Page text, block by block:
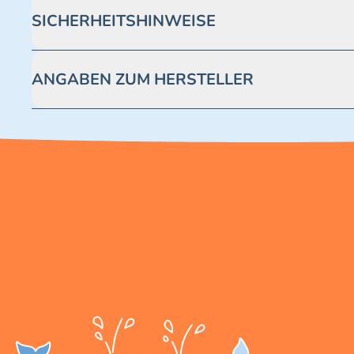
SICHERHEITSHINWEISE
ANGABEN ZUM HERSTELLER